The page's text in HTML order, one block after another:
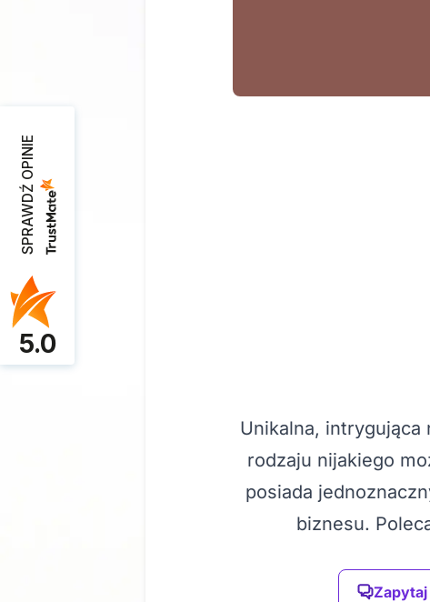
Unikalna,
rodzaju nijakiego
posiada
biznesu.
Zapytaj
SPRAWDŹ OPINIE
5.0